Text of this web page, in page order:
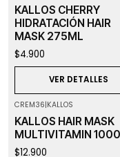
KALLOS CHERRY
HIDRATACIÓN HAIR
MASK 275ML
$4.900
VER DETALLES
CREM36|KALLOS
KALLOS HAIR MASK
MULTIVITAMIN
$12.900